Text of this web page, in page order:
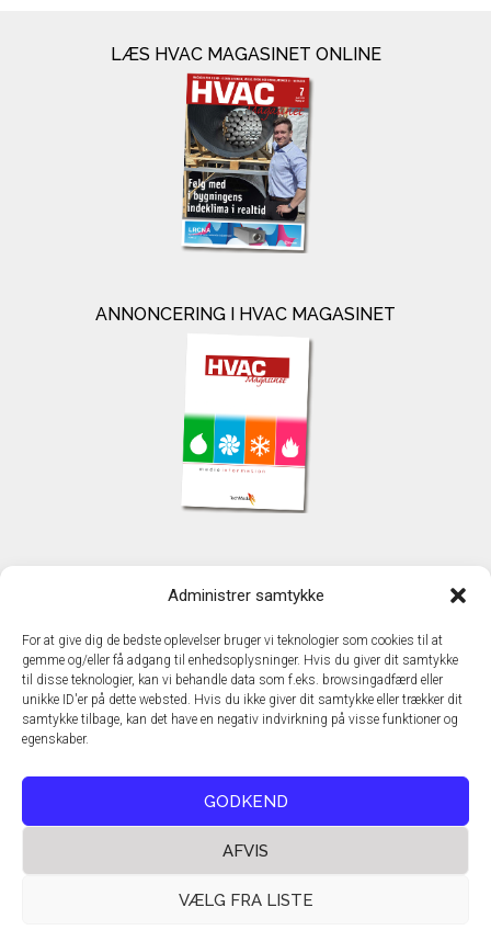
Administrer samtykke
For at give dig de bedste oplevelser bruger vi teknologier som cookies til at
gemme og/eller få adgang til enhedsoplysninger. Hvis du giver dit samtykke
til disse teknologier, kan vi behandle data som f.eks. browsingadfærd eller
unikke ID'er på dette websted. Hvis du ikke giver dit samtykke eller trækker dit
samtykke tilbage, kan det have en negativ indvirkning på visse funktioner og
egenskaber.
GODKEND
AFVIS
VÆLG FRA LISTE
LÆS HVAC MAGASINET ONLINE
ANNONCERING I HVAC MAGASINET
TechMedia A/S
DK - 2600 Glostrup
www.techmedia.dk
Telefon: +45 43 24 26 28
E-mail:info@techmedia.dk